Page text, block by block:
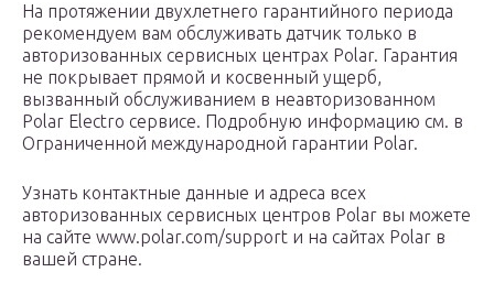
На протяжении двухлетнего гарантийного периода
рекомендуем вам обслуживать датчик только в
авторизованных сервисных центрах Polar. Гарантия
не покрывает прямой и косвенный ущерб,
вызванный обслуживанием в неавторизованном
Polar Electro сервисе. Подробную информацию см. в
Ограниченной международной гарантии Polar.
Узнать контактные данные и адреса всех
авторизованных сервисных центров Polar вы можете
на сайте www.polar.com/support и на сайтах Polar в
вашей стране.